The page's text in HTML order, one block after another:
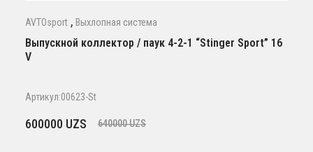
AVTOsport , Выхлопная система
Выпускной коллектор / паук 4-2-1 “Stinger Sport” 16
V
Артикул:00623-St
640000UZS
Первоначальная
600000 UZS
Текущая